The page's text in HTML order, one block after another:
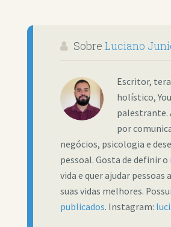
Sobre Luciano
Escritor,
holístico,
palestrante.
por
negócios, psicologia e
pessoal. Gosta de definir o
vida e quer ajudar pessoas
suas vidas melhores. Possui
publicados. Instagram: